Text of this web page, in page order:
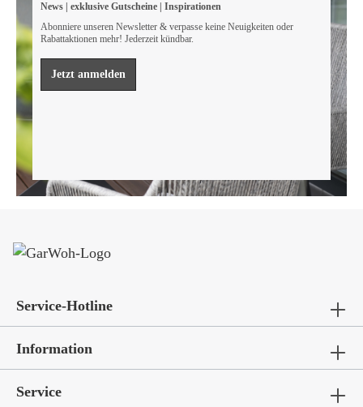
leisten müssen, um unsere natürlichen Ressourcen zu
bewahren.
Mehr erfahren
News | exklusive Gutscheine | Inspirationen
Abonniere unseren Newsletter & verpasse keine Neuigkeiten oder
Rabattaktionen mehr! Jederzeit kündbar.
Jetzt anmelden
Service-Hotline
Information
Service